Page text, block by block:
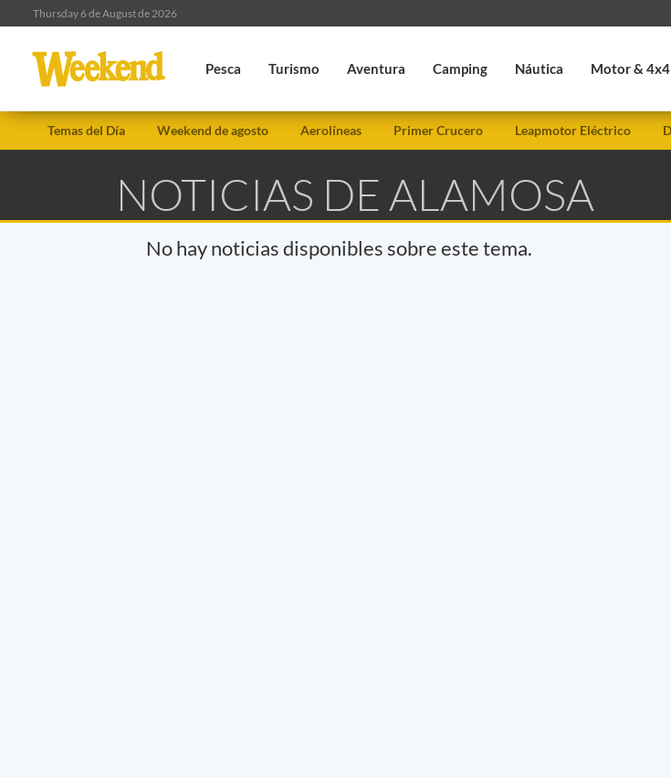
Thursday 6 de August de 2026
Pesca Turismo Aventura Camping Náutica Motor & 4x4
Temas del Día Weekend de agosto Aerolíneas Primer Crucero Leapmotor Eléctrico
NOTICIAS DE ALAMOSA
No hay noticias disponibles sobre este tema.